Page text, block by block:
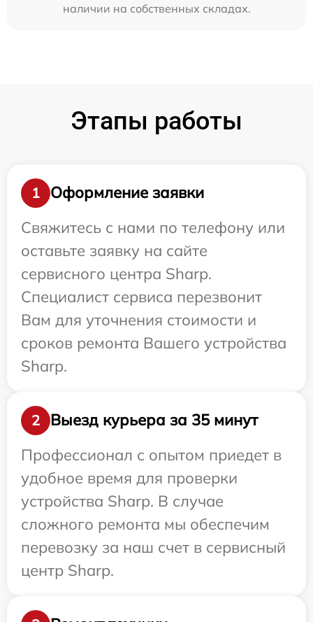
наличии на собственных складах.
Этапы работы
1
Оформление заявки
Свяжитесь с нами по телефону или
оставьте заявку на сайте
сервисного центра Sharp.
Специалист сервиса перезвонит
Вам для уточнения стоимости и
сроков ремонта Вашего устройства
Sharp.
2
Выезд курьера за 35 минут
Профессионал с опытом приедет в
удобное время для проверки
устройства Sharp. В случае
сложного ремонта мы обеспечим
перевозку за наш счет в сервисный
центр Sharp.